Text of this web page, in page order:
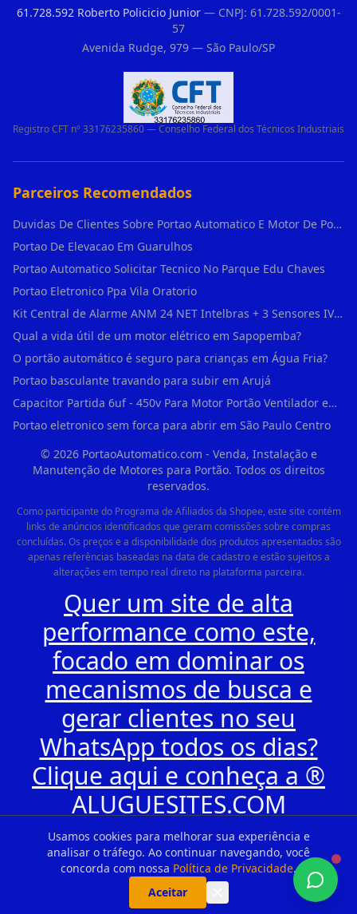
Usamos cookies para melhorar sua experiência e
analisar o tráfego. Ao continuar navegando, você
concorda com nossa Política de Privacidade.
Aceitar
61.728.592 Roberto Policicio Junior— CNPJ: 61.728.592/0001-
57
Avenida Rudge, 979 — São Paulo/SP
Registro CFT nº 33176235860 — Conselho Federal dos Técnicos Industriais
Parceiros Recomendados
Duvidas De Clientes Sobre Portao Automatico E Motor De Portao Motor De Portao Suspenso
Portao De Elevacao Em Guarulhos
Portao Automatico Solicitar Tecnico No Parque Edu Chaves
Portao Eletronico Ppa Vila Oratorio
Kit Central de Alarme ANM 24 NET Intelbras + 3 Sensores IVP 3000 CF + Bateria + em Vila Jacuí
Qual a vida útil de um motor elétrico em Sapopemba?
O portão automático é seguro para crianças em Água Fria?
Portao basculante travando para subir em Arujá
Capacitor Partida 6uf - 450v Para Motor Portão Ventilador em Vila Madalena
Portao eletronico sem forca para abrir em São Paulo Centro
© 2026PortaoAutomatico.com - Venda, Instalação e
Manutenção de Motores para Portão. Todos os direitos
reservados.
Como participante do Programa de Afiliados da Shopee, este site contém
links de anúncios identificados que geram comissões sobre compras
concluídas. Os preços e a disponibilidade dos produtos apresentados são
apenas referências baseadas na data de cadastro e estão sujeitos a
alterações em tempo real direto na plataforma parceira.
Quer um site de alta
performance como este,
focado em dominar os
mecanismos de busca e
gerar clientes no seu
WhatsApp todos os dias?
Clique aqui e conheça a ®
ALUGUESITES.COM